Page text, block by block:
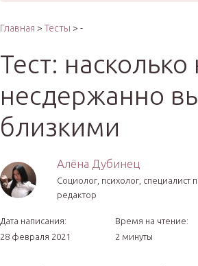
Главная > Тесты > -
Тест:
несдержанно
близкими
Алёна Дубинец
Социолог, психолог,
редактор
Дата написания:
28 февраля 2021
Время на чтение:
2 минуты